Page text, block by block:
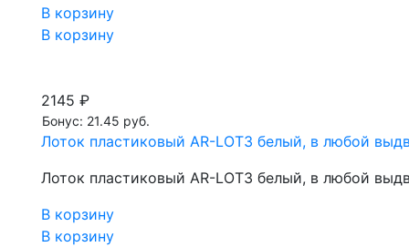
В корзину
В корзину
2145 ₽
Бонус: 21.45 руб.
Лоток пластиковый AR-LOT3 белый, в любой
Лоток пластиковый AR-LOT3 белый, в любой
В корзину
В корзину